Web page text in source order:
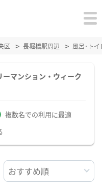
区 長堀橋駅周辺 風呂･ト
マンション・ウィーク
複数名での利用に最適